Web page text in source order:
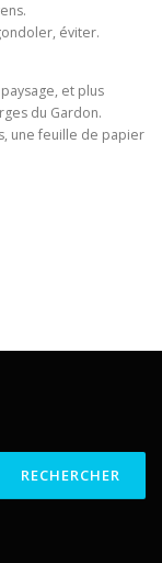
éviter.
et plus
du Gardon.
une feuille de papier